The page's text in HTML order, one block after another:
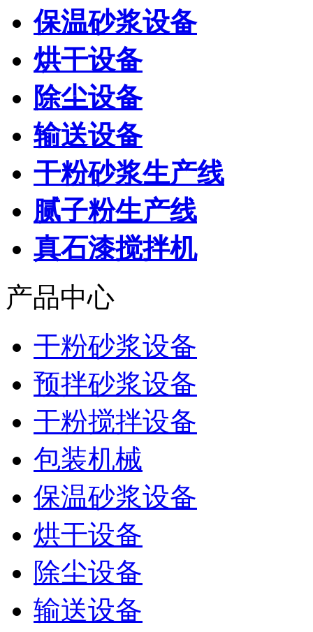
保温砂浆设备
烘干设备
除尘设备
输送设备
干粉砂浆生产线
腻子粉生产线
真石漆搅拌机
产品中心
干粉砂浆设备
预拌砂浆设备
干粉搅拌设备
包装机械
保温砂浆设备
烘干设备
除尘设备
输送设备